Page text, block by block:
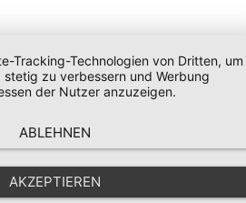
Tracking-Technologien von Dritten, um
zu verbessern und Werbung
der Nutzer anzuzeigen.
ABLEHNEN
AKZEPTIEREN